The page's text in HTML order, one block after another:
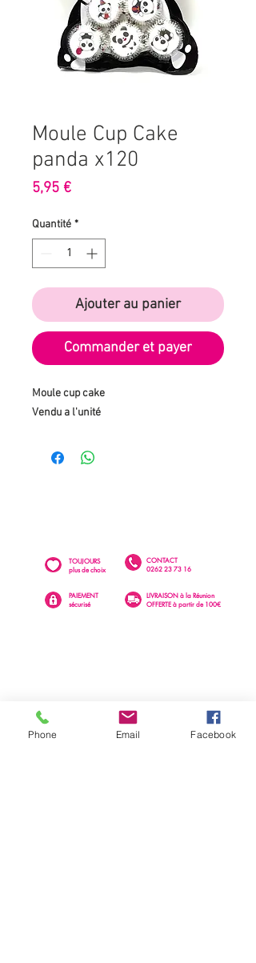
Moule Cup Cake
panda x120
5,95 €Prix
Quantité *
Ajouter au panier
Commander et payer
Moule cup cake
Vendu a l'unité
CONTACT
0262 23 73 16
TOUJOURS
plus de choix
PAIEMENT
sécurisé
LIVRAISON à la Réunion
OFFERTE à partir de 100€
Phone Email Facebook